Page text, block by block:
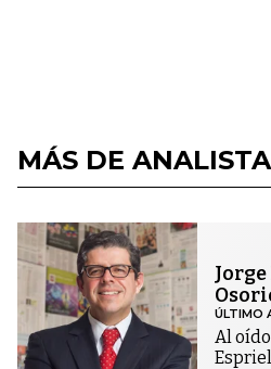
MÁS DE
ÚLTIMO
Al